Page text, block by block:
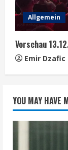
Allgemein
Vorschau
Emir Dzafic
YOU MAY HAVE